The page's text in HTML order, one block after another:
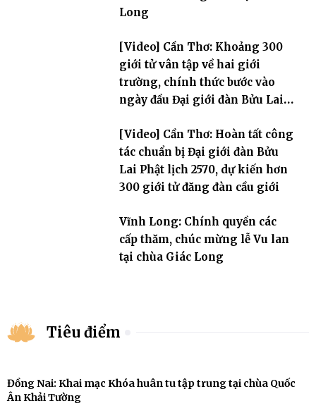
Long
[Video] Cần Thơ: Khoảng 300
giới tử vân tập về hai giới
trường, chính thức bước vào
ngày đầu Đại giới đàn Bửu Lai
[Video] Cần Thơ: Hoàn tất công
tác chuẩn bị Đại giới đàn Bửu
Lai Phật lịch 2570, dự kiến hơn
300 giới tử đăng đàn cầu giới
Vĩnh Long: Chính quyền các
cấp thăm, chúc mừng lễ Vu lan
tại chùa Giác Long
Tiêu điểm
Đồng Nai: Khai mạc Khóa huân tu tập trung tại chùa Quốc
Ân Khải Tường